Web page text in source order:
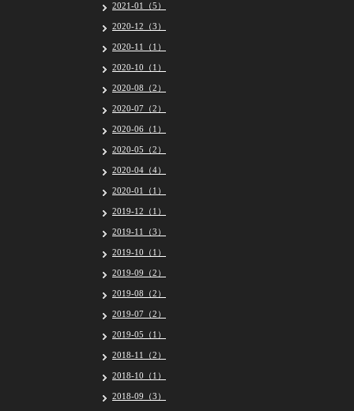
2021-01（5）
2020-12（3）
2020-11（1）
2020-10（1）
2020-08（2）
2020-07（2）
2020-06（1）
2020-05（2）
2020-04（4）
2020-01（1）
2019-12（1）
2019-11（3）
2019-10（1）
2019-09（2）
2019-08（2）
2019-07（2）
2019-05（1）
2018-11（2）
2018-10（1）
2018-09（3）